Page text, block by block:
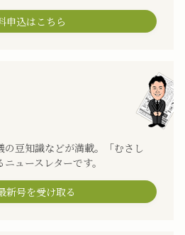
申込はこちら
の豆知識などが満載。「むさし
ュースレターです。
新号を受け取る